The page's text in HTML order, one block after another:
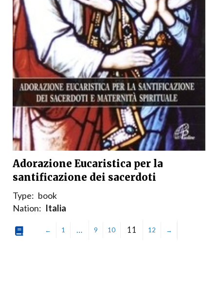
Adorazione Eucaristica per la
santificazione dei sacerdoti
Type: book
Nation: Italia
← 1 … 9 10 11 12 →